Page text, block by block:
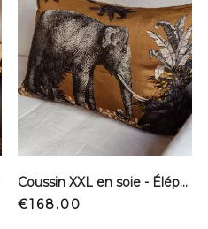
Coussin XXL en soie - Éléphant
Price
€168.00